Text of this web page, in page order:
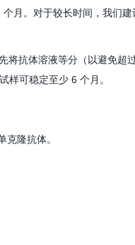
月。 对于较长时间，我们
将抗体溶液等分（以避免超
样可稳定至少 6 个月。
克隆抗体。